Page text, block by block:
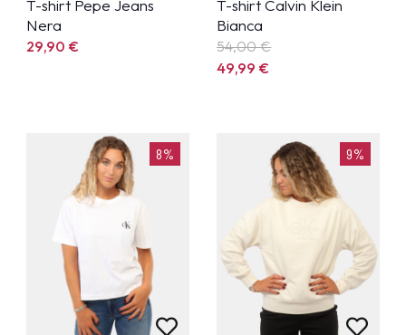
T-shirt Pepe Jeans
Nera
29,90€
T-shirt Calvin Klein
Bianca
54,00 €
49,99€
8% 9%